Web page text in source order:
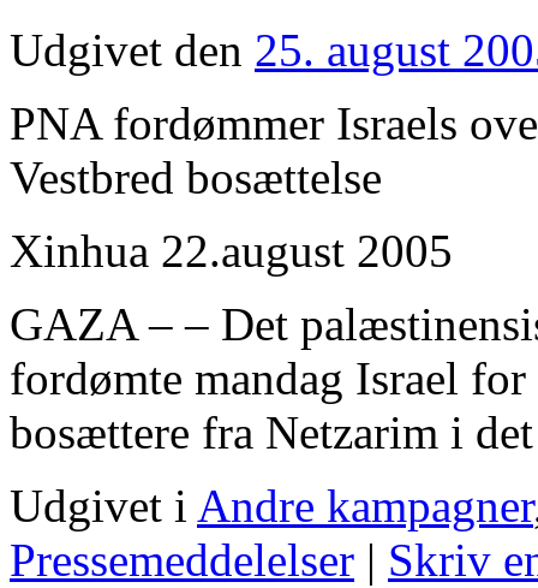
Udgivet den 25. august
PNA fordømmer Israels
Vestbred bosættelse
Xinhua 22.august 2005
GAZA – – Det
fordømte mandag Israel
bosættere fra Netzarim i
Udgivet i Andre kampagner
Pressemeddelelser | Skriv